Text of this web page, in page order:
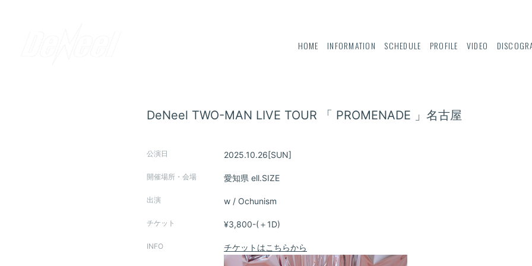
HOME INFORMATION SCHEDULE PROFILE VIDEO
DeNeel TWO-MAN LIVE TOUR 「 PROMENADE 」名古屋
公演日 2025.10.26[SUN]
開催場所・会場 愛知県 ell.SIZE
出演 w / Ochunism
チケット ¥3,800-(＋1D)
INFO チケットはこちらから